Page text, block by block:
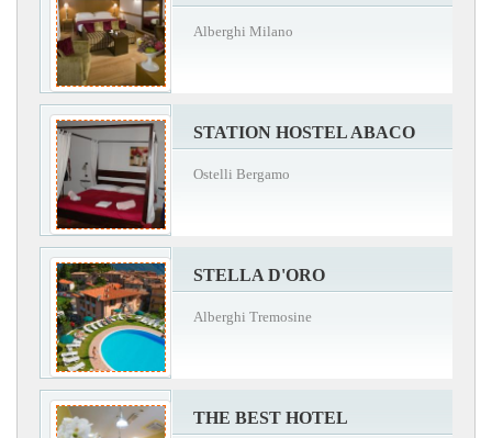
Alberghi Milano
STATION HOSTEL ABACO
Ostelli Bergamo
STELLA D'ORO
Alberghi Tremosine
THE BEST HOTEL